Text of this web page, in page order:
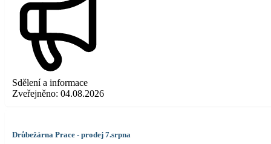
Sdělení a informace
Zveřejněno: 04.08.2026
Drůbežárna Prace - prodej 7.srpna